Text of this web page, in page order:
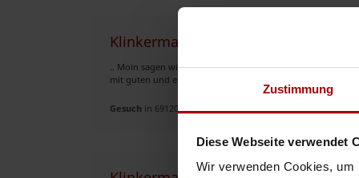
Zustimmung
Diese Webseite verwendet
Wir verwenden Cookies,
Klinkermaurer suchen neues Projekt
.. Moin sagen wir hier im Norden, ein polnischer
mit guten und erfahrenen ukrainischen Klinker/Rohbau-
Gesuch in 69120, Heidelberg